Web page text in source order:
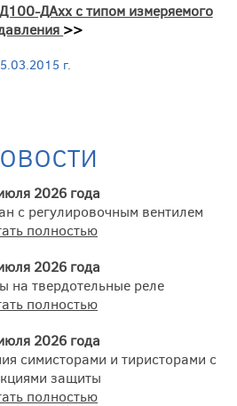
ДАхх с типом измеряемого
>>
г.
2026 года
с регулировочным вентилем
полностью
2026 года
на твердотельные реле
полностью
2026 года
симисторами и тиристорами с
защиты
полностью